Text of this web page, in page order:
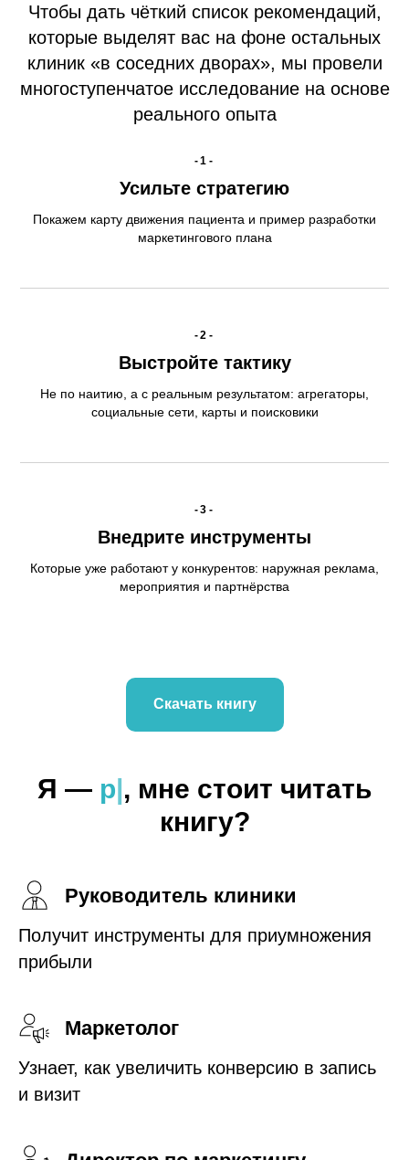
Чтобы дать чёткий список рекомендаций,
которые выделят вас на фоне остальных
клиник «в соседних дворах», мы провели
многоступенчатое исследование на основе
реального опыта
-1-
Усильте стратегию
Покажем карту движения пациента и пример разработки
маркетингового плана
-2-
Выстройте тактику
Не по наитию, а с реальным результатом: агрегаторы,
социальные сети, карты и поисковики
-3-
Внедрите инструменты
Которые уже работают у конкурентов: наружная реклама,
мероприятия и партнёрства
Скачать книгу
Я — дирек |, мне стоит
читать книгу?
Руководитель клиники
Получит инструменты для приумножения
прибыли
Маркетолог
Узнает, как увеличить конверсию в запись
и визит